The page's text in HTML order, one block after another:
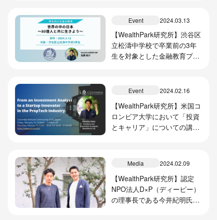
Event 2024.03.13
【WealthPark研究所】渋谷区
立松濤中学校で卒業前の3年
生を対象とした金融教育プロ
Event 2024.02.16
【WealthPark研究所】米国コ
ロンビア大学において「投資
とキャリア」についての講演
Media 2024.02.09
【WealthPark研究所】認定
NPO法人D×P（ディーピー）
の理事長である今井紀明氏と